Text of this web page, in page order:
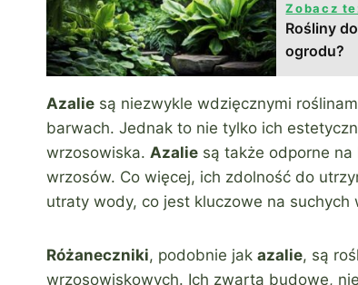
Zobacz
Rośliny
ogrodu?
Azalie są niezwykle wdzięcznymi
barwach. Jednak to nie tylko ich
wrzosowiska. Azalie są także odporne
wrzosów. Co więcej, ich zdolność do
utraty wody, co jest kluczowe na suchych
Różaneczniki, podobnie jak azalie, są
wrzosowiskowych. Ich zwartą budowę,